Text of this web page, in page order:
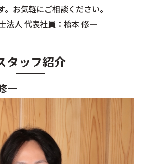
。お気軽にご相談ください。
法人 代表社員：橋本 修一
タッフ紹介
一